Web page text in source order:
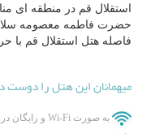
استقلال قم در منطقه ای
حضرت فاطمه معصومه
فاصله هتل استقلال قم با حرم حدود 20
میهمانان این هتل را دوست
به صورت Wi-Fi و رایگان در تمام هتل در دسترس می باشد